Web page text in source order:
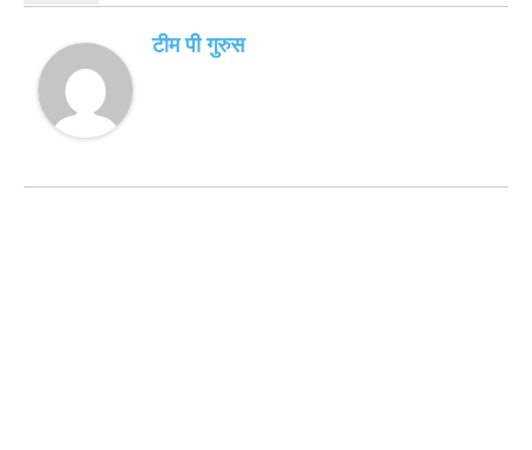
टीम पी गुरुस